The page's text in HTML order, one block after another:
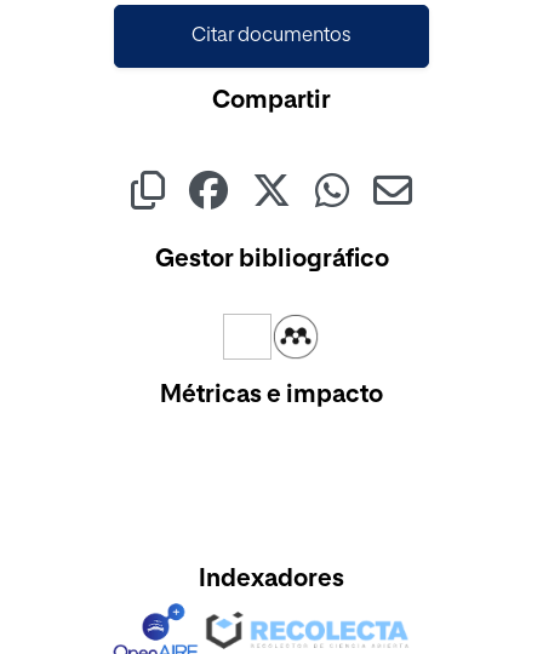
Citar documentos
Compartir
Gestor bibliográfico
Métricas e impacto
Indexadores